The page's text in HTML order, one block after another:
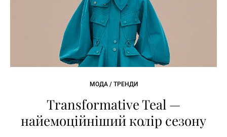
МОДА / ТРЕНДИ
Transformative Teal —
найемоційніший колір сезону